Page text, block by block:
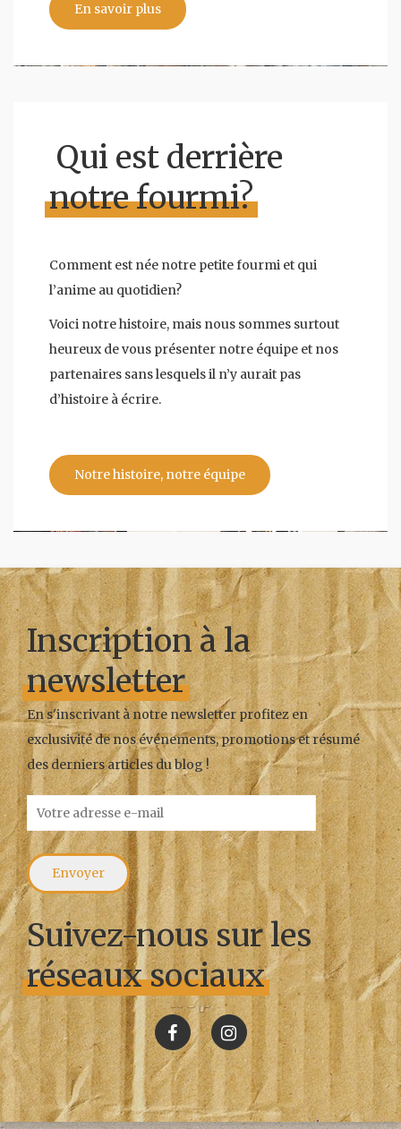
En savoir plus
Qui est derrière
notre fourmi?
Comment est née notre petite fourmi et qui
l’anime au quotidien?
Voici notre histoire, mais nous sommes surtout
heureux de vous présenter notre équipe et nos
partenaires sans lesquels il n’y aurait pas
d’histoire à écrire.
Notre histoire, notre équipe
Inscription à la
newsletter
En s'inscrivant à notre newsletter profitez en
exclusivité de nos événements, promotions et résumé
des derniers articles du blog !
Suivez-nous sur les
réseaux sociaux